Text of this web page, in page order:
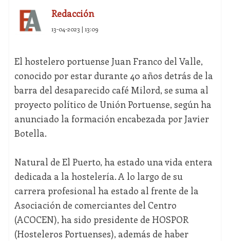
Redacción
13-04-2023 | 13:09
El hostelero portuense Juan Franco del Valle,
conocido por estar durante 40 años detrás de la
barra del desaparecido café Milord, se suma al
proyecto político de Unión Portuense, según ha
anunciado la formación encabezada por Javier
Botella.
Natural de El Puerto, ha estado una vida entera
dedicada a la hostelería. A lo largo de su
carrera profesional ha estado al frente de la
Asociación de comerciantes del Centro
(ACOCEN), ha sido presidente de HOSPOR
(Hosteleros Portuenses), además de haber